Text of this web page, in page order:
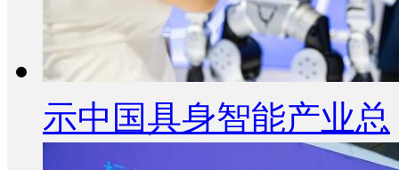
示中国具身智能产业总